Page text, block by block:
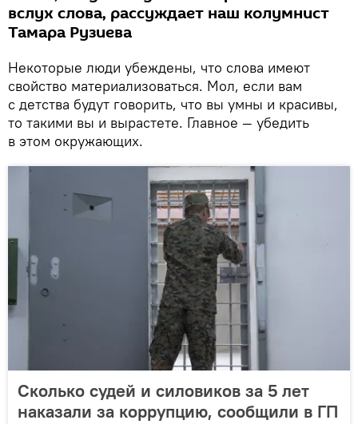
вслух слова, рассуждает наш колумнист
Тамара Рузиева
Некоторые люди убеждены, что слова имеют
свойство материализоваться. Мол, если вам
с детства будут говорить, что вы умны и красивы,
то такими вы и вырастете. Главное — убедить
в этом окружающих.
Сколько судей и силовиков за 5 лет
наказали за коррупцию, сообщили в ГП